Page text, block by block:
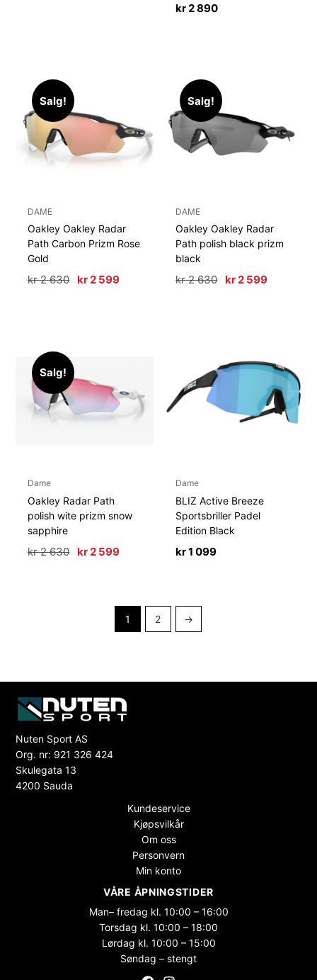
kr 2 890
Salg!
DAME
Oakley Oakley Radar
Path Carbon Prizm Rose
Gold
kr2 630 Opprinnelig
kr2 599Nåværende
Salg!
DAME
Oakley Oakley Radar
Path polish black prizm
black
kr2 630 Opprinnelig
kr2 599
Salg!
Dame
Oakley Radar Path
polish wite prizm snow
sapphire
kr2 630 Opprinnelig
kr2 599Nåværende
599.
Dame
BLIZ Active Breeze
Sportsbriller Padel
Edition Black
kr1 099
1 2 →
Nuten Sport AS
Org. nr: 921 326 424
Skulegata 13
4200 Sauda
Kundeservice
Kjøpsvilkår
Om oss
Personvern
Min konto
VÅRE ÅPNINGSTIDER
Man– fredag kl. 10:00 – 16:00
Torsdag kl. 10:00 – 18:00
Lørdag kl. 10:00 – 15:00
Søndag – stengt